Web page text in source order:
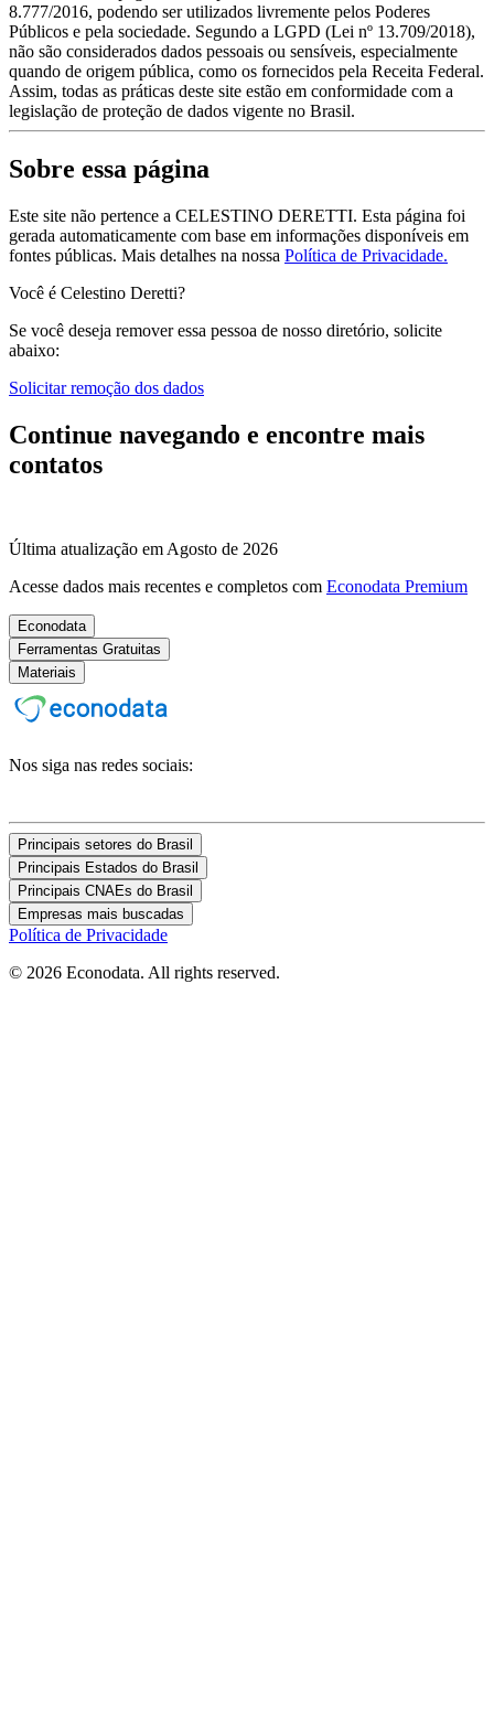
8.777/2016, podendo ser utilizados livremente pelos Poderes
Públicos e pela sociedade. Segundo a LGPD (Lei nº 13.709/2018),
não são considerados dados pessoais ou sensíveis, especialmente
quando de origem pública, como os fornecidos pela Receita Federal.
Assim, todas as práticas deste site estão em conformidade com a
legislação de proteção de dados vigente no Brasil.
Sobre essa página
Este site não pertence a CELESTINO DERETTI. Esta página foi
gerada automaticamente com base em informações disponíveis em
fontes públicas. Mais detalhes na nossa Política de Privacidade.
Você é Celestino Deretti?
Se você deseja remover essa pessoa de nosso diretório, solicite
abaixo:
Solicitar remoção dos dados
Continue navegando e encontre mais
contatos
Última atualização em Agosto de 2026
Acesse dados mais recentes e completos com Econodata Premium
Econodata
Ferramentas Gratuitas
Materiais
Nos siga nas redes sociais:
Principais setores do Brasil
Principais Estados do Brasil
Principais CNAEs do Brasil
Empresas mais buscadas
Política de Privacidade
© 2026 Econodata. All rights reserved.